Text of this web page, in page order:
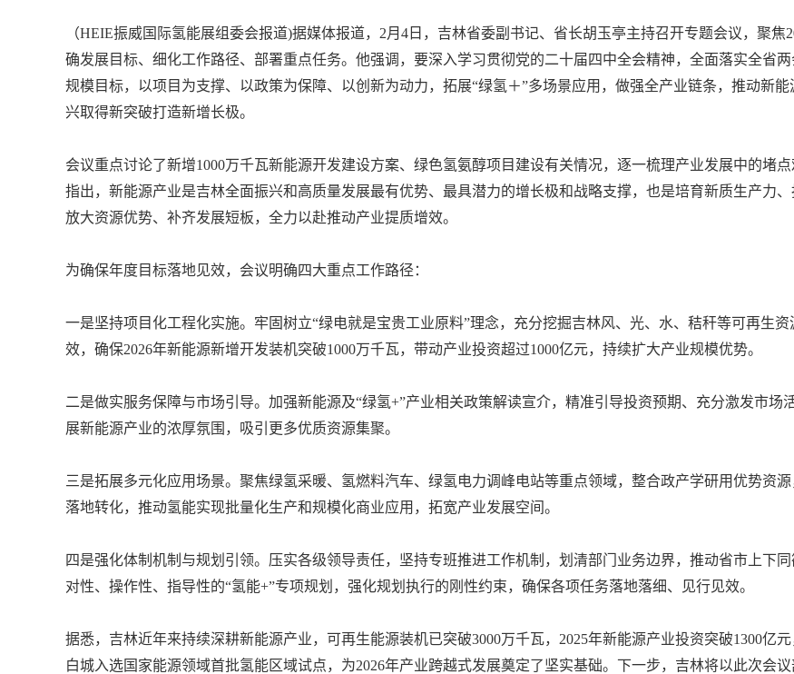
（HEIE振威国际氢能展组委会报道)据媒体报道，2月4日，吉林省委副书记、省长胡玉亭主持召开专题会议，聚
确发展目标、细化工作路径、部署重点任务。他强调，要深入学习贯彻党的二十届四中全会精神，全面落实全省
规模目标，以项目为支撑、以政策为保障、以创新为动力，拓展“绿氢＋”多场景应用，做强全产业链条，推动新
兴取得新突破打造新增长极。
会议重点讨论了新增1000万千瓦新能源开发建设方案、绿色氢氨醇项目建设有关情况，逐一梳理产业发展中的堵
指出，新能源产业是吉林全面振兴和高质量发展最有优势、最具潜力的增长极和战略支撑，也是培育新质生产力
放大资源优势、补齐发展短板，全力以赴推动产业提质增效。
为确保年度目标落地见效，会议明确四大重点工作路径：
一是坚持项目化工程化实施。牢固树立“绿电就是宝贵工业原料”理念，充分挖掘吉林风、光、水、秸秆等可再生
效，确保2026年新能源新增开发装机突破1000万千瓦，带动产业投资超过1000亿元，持续扩大产业规模优势。
二是做实服务保障与市场引导。加强新能源及“绿氢+”产业相关政策解读宣介，精准引导投资预期、充分激发市
展新能源产业的浓厚氛围，吸引更多优质资源集聚。
三是拓展多元化应用场景。聚焦绿氢采暖、氢燃料汽车、绿氢电力调峰电站等重点领域，整合政产学研用优势资
落地转化，推动氢能实现批量化生产和规模化商业应用，拓宽产业发展空间。
四是强化体制机制与规划引领。压实各级领导责任，坚持专班推进工作机制，划清部门业务边界，推动省市上下
对性、操作性、指导性的“氢能+”专项规划，强化规划执行的刚性约束，确保各项任务落地落细、见行见效。
据悉，吉林近年来持续深耕新能源产业，可再生能源装机已突破3000万千瓦，2025年新能源产业投资突破1300亿
白城入选国家能源领域首批氢能区域试点，为2026年产业跨越式发展奠定了坚实基础。下一步，吉林将以此次会